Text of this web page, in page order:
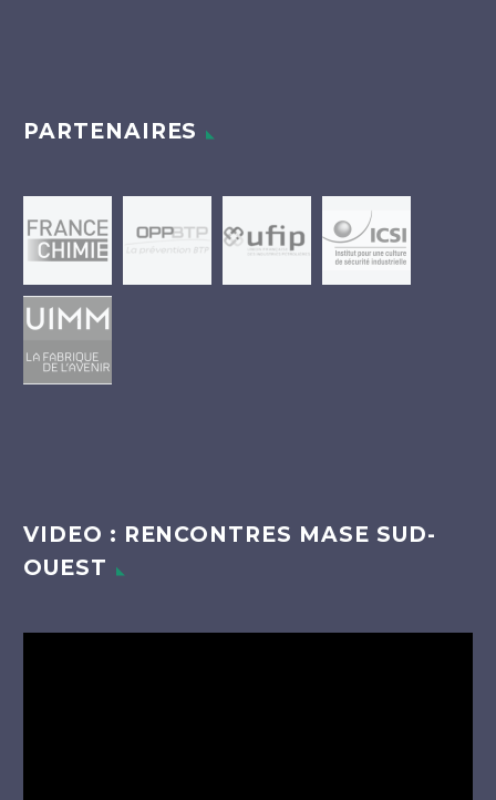
PARTENAIRES
VIDEO : RENCONTRES MASE SUD-
OUEST